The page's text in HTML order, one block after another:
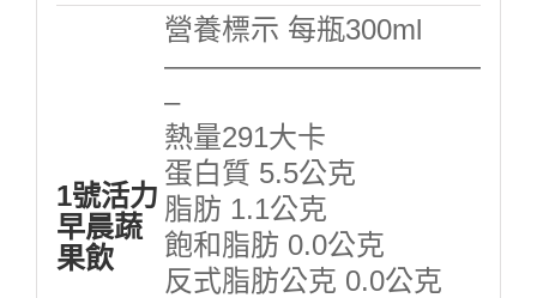
1號活力
早晨蔬
果飲
營養標示 每瓶300ml
———————————
–
熱量291大卡
蛋白質 5.5公克
脂肪 1.1公克
飽和脂肪 0.0公克
反式脂肪公克 0.0公克